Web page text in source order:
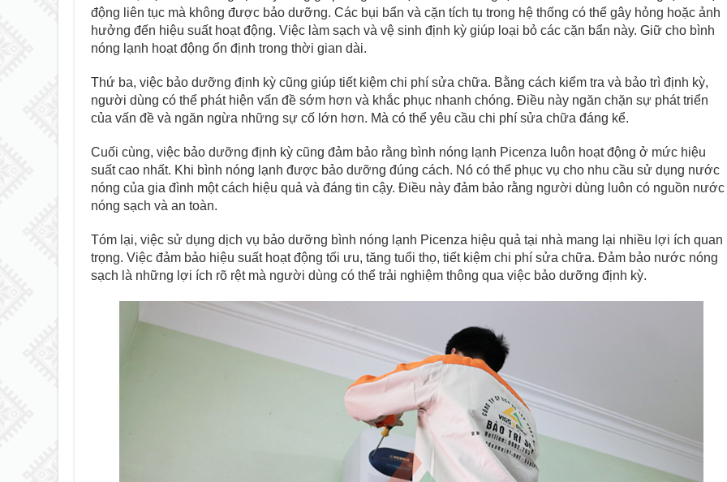
động liên tục mà không được bảo dưỡng. Các bụi bẩn và cặn tích tụ trong hệ thống có thể gây hỏng hoặc ảnh
hưởng đến hiệu suất hoạt động. Việc làm sạch và vệ sinh định kỳ giúp loại bỏ các cặn bẩn này. Giữ cho bình
nóng lạnh hoạt động ổn định trong thời gian dài.
Thứ ba, việc bảo dưỡng định kỳ cũng giúp tiết kiệm chi phí sửa chữa. Bằng cách kiểm tra và bảo trì định kỳ,
người dùng có thể phát hiện vấn đề sớm hơn và khắc phục nhanh chóng. Điều này ngăn chặn sự phát triển
của vấn đề và ngăn ngừa những sự cố lớn hơn. Mà có thể yêu cầu chi phí sửa chữa đáng kể.
Cuối cùng, việc bảo dưỡng định kỳ cũng đảm bảo rằng bình nóng lạnh Picenza luôn hoạt động ở mức hiệu
suất cao nhất. Khi bình nóng lạnh được bảo dưỡng đúng cách. Nó có thể phục vụ cho nhu cầu sử dụng nước
nóng của gia đình một cách hiệu quả và đáng tin cậy. Điều này đảm bảo rằng người dùng luôn có nguồn nước
nóng sạch và an toàn.
Tóm lại, việc sử dụng dịch vụ bảo dưỡng bình nóng lạnh Picenza hiệu quả tại nhà mang lại nhiều lợi ích quan
trọng. Việc đảm bảo hiệu suất hoạt động tối ưu, tăng tuổi thọ, tiết kiệm chi phí sửa chữa. Đảm bảo nước nóng
sạch là những lợi ích rõ rệt mà người dùng có thể trải nghiệm thông qua việc bảo dưỡng định kỳ.